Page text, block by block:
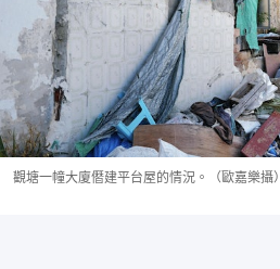
觀塘一幢大廈僭建平台屋的情況。（歐嘉樂攝）